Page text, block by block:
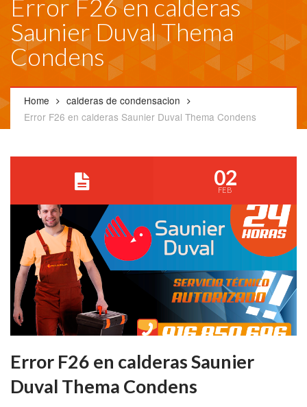
Error F26 en calderas
Saunier Duval Thema
Condens
Home
calderas de condensacion
Error F26 en calderas Saunier Duval Thema Condens
02
FEB
Error F26 en calderas Saunier
Duval Thema Condens